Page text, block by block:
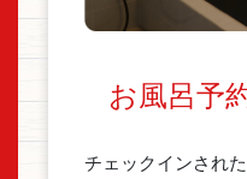
お風呂予
チェックインされ